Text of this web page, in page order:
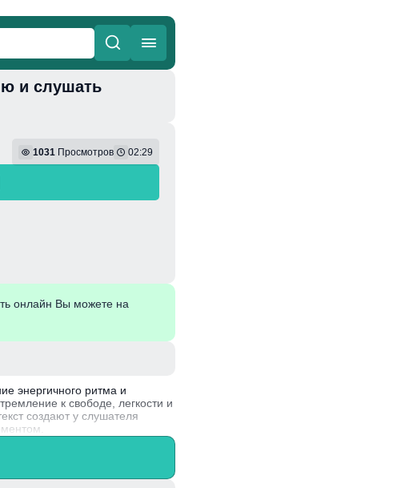
и слушать
1031 Просмотров 02:29
онлайн Вы можете на
энергичного ритма и
к свободе, легкости и
создают у слушателя
создал эту композицию,